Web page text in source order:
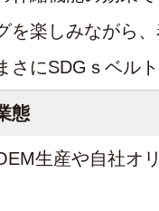
を楽しみながら
さにSDGｓベル
態
生産や自社オ